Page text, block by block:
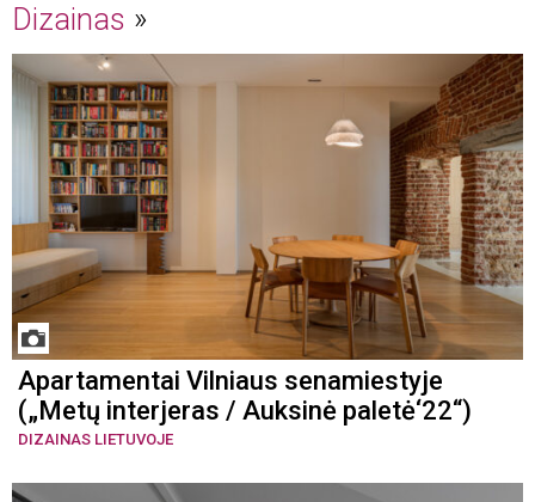
Dizainas
Apartamentai Vilniaus senamiestyje
(„Metų interjeras / Auksinė paletė‘22“)
DIZAINAS LIETUVOJE